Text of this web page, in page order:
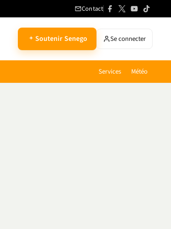
Contact
Soutenir Senego Se connecter
Services Météo